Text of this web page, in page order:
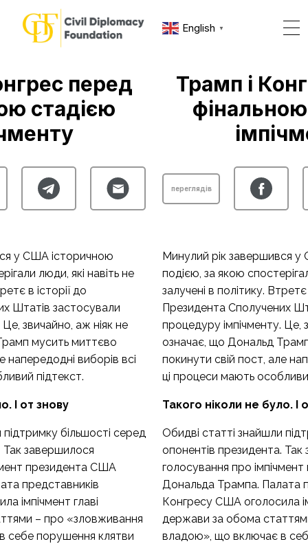
English ▼
перед
стадією
у США історичною
люди, які навіть не
в історії до
Штатів застосували
звичайно, аж ніяк не
мусить миттєво
напередодні виборів всі
підтекст.
І от знову
більшості серед
Так завершилося
президента США
представників
імпічмент главі
– про «зловживання
себе порушення клятви
Трамп і
переглядів
Минулий рік завершився
подією, за якою
залучені в політику. Втретє
Президента Сполучених
процедуру імпічменту. Це,
означає, що Дональд
покинути свій пост, але
ці процеси мають
Такого ніколи не було. І
Обидві статті знайшли
опонентів президента.
голосування про
Дональда Трампа. Палата
Конгресу США оголосила
держави за обома
владою», що включає в